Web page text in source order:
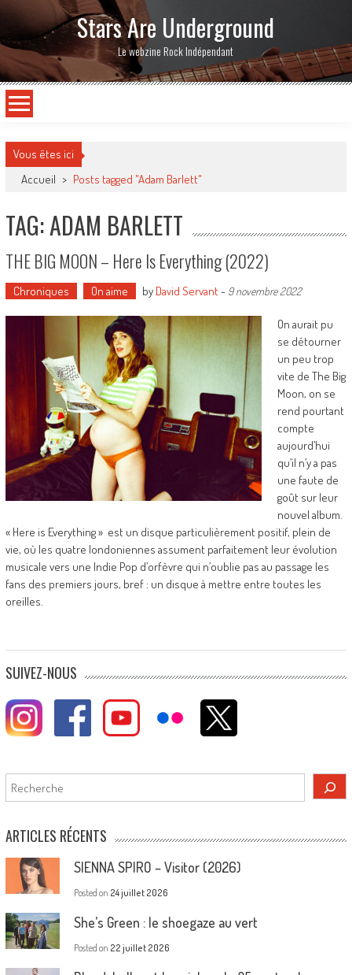
Stars Are Underground
Le webzine Rock Indépendant
Vous êtes ici
Accueil > Posts tagged "Adam Barlett"
TAG: ADAM BARLETT
THE BIG MOON – Here Is Everything (2022)
Chroniques On aime by David Servant- 9 novembre 2022
On aurait pu
se détourner
un peu trop
vite de The Big
Moon, on se
rend pourtant
compte
aujourd’hui
qu’il n’y a pas
une faute de
goût sur leur
nouvel album.
« Here is Everything » est un disque particulièrement positif, plein de
vie, où les quatre londoniennes assument parfaitement leur évolution
musicale vers une Indie Pop d’orfèvre qui n’oublie pas au passage les
fans des premiers jours, bref : un disque à mettre entre toutes les
oreilles.
SUIVEZ-NOUS
Rechercher
ARTICLES RÉCENTS
SIENNA SPIRO – Visitor (2026)
Posted on 24 juillet 2026
She’s Green : le shoegaze au vert
Posted on 22 juillet 2026